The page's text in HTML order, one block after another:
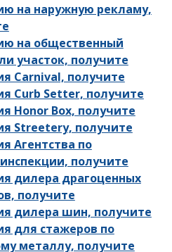
на наружную рекламу,
на общественный
участок, получите
Carnival, получите
Curb Setter, получите
Honor Box, получите
Streetery, получите
Агентства по
получите
дилера драгоценных
получите
дилера шин, получите
для стажеров по
металлу, получите